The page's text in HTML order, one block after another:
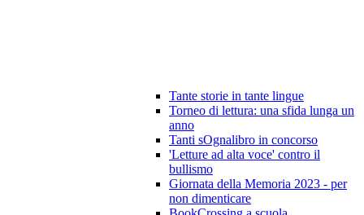
Tante storie in tante lingue
Torneo di lettura: una sfida lunga un
anno
Tanti sOgnalibro in concorso
'Letture ad alta voce' contro il
bullismo
Giornata della Memoria 2023 - per
non dimenticare